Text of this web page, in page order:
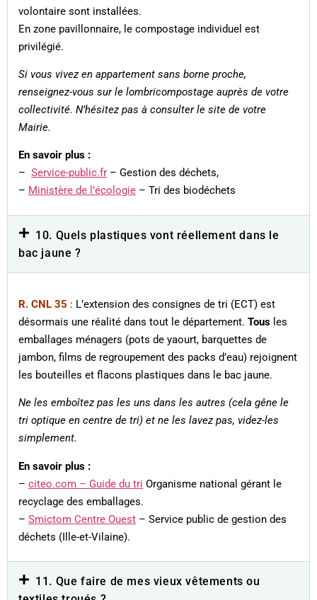
volontaire sont installées.
En zone pavillonnaire, le compostage individuel est
privilégié.
Si vous vivez en appartement sans borne proche,
renseignez-vous sur le lombricompostage auprès de votre
collectivité. N’hésitez pas à consulter le site de votre
Mairie.
En savoir plus :
– Service-public.fr – Gestion des déchets,
– Ministère de l’écologie – Tri des biodéchets
10. Quels plastiques vont réellement dans le
bac jaune ?
R. CNL 35 : L’extension des consignes de tri (ECT) est
désormais une réalité dans tout le département. Tous les
emballages ménagers (pots de yaourt, barquettes de
jambon, films de regroupement des packs d’eau) rejoignent
les bouteilles et flacons plastiques dans le bac jaune.
Ne les emboîtez pas les uns dans les autres (cela gêne le
tri optique en centre de tri) et ne les lavez pas, videz-les
simplement.
En savoir plus :
– citeo.com – Guide du tri Organisme national gérant le
recyclage des emballages.
– Smictom Centre Ouest – Service public de gestion des
déchets (Ille-et-Vilaine).
11. Que faire de mes vieux vêtements ou